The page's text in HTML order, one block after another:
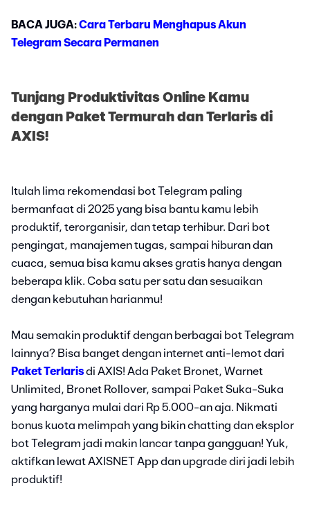
BACA JUGA:Cara Terbaru Menghapus Akun
Telegram Secara Permanen
Tunjang Produktivitas Online Kamu
dengan Paket Termurah dan Terlaris di
AXIS!
Itulah lima rekomendasi bot Telegram paling
bermanfaat di 2025 yang bisa bantu kamu lebih
produktif, terorganisir, dan tetap terhibur. Dari bot
pengingat, manajemen tugas, sampai hiburan dan
cuaca, semua bisa kamu akses gratis hanya dengan
beberapa klik. Coba satu per satu dan sesuaikan
dengan kebutuhan harianmu!
Mau semakin produktif dengan berbagai bot Telegram
lainnya? Bisa banget dengan internet anti-lemot dari
Paket Terlarisdi AXIS! Ada Paket Bronet, Warnet
Unlimited, Bronet Rollover, sampai Paket Suka-Suka
yang harganya mulai dari Rp 5.000-an aja. Nikmati
bonus kuota melimpah yang bikin chatting dan eksplor
bot Telegram jadi makin lancar tanpa gangguan! Yuk,
aktifkan lewat AXISNET App dan upgrade diri jadi lebih
produktif!